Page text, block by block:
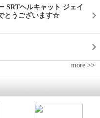
ヘルキャット ジェイ
とうございます☆
more >>